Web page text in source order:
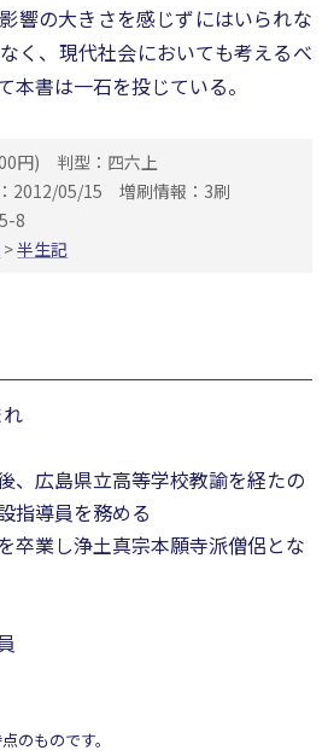
響の大きさを感じずにはいられな
く、現代社会においても考えるべ
本書は一石を投じている。
円)
判型：四六上
2012/05/15
増刷情報：3刷
8
>半生記
、広島県立高等学校教諭を経たの
指導員を務める
卒業し浄土真宗本願寺派僧侶とな
のものです。